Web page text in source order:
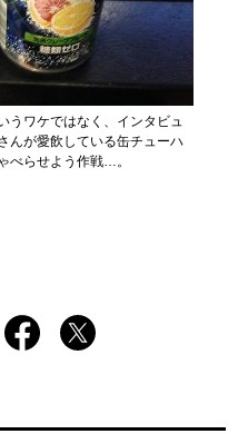
うワケではなく、インタビュ
んが愛飲している缶チューハ
べらせよう作戦…。